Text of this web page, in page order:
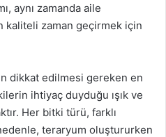
aynı zamanda aile
zaman geçirmek için
dikkat edilmesi gereken en
ihtiyaç duyduğu ışık ve
Her bitki türü, farklı
teraryum oluştururken